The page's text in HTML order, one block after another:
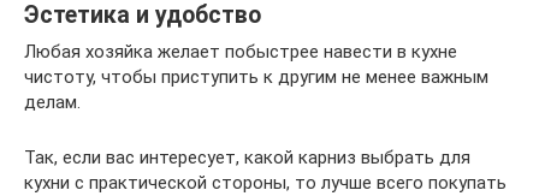
Эстетика и удобство
Любая хозяйка желает побыстрее навести в кухне
чистоту, чтобы приступить к другим не менее важным
делам.
Так, если вас интересует, какой карниз выбрать для
кухни с практической стороны, то лучше всего покупать